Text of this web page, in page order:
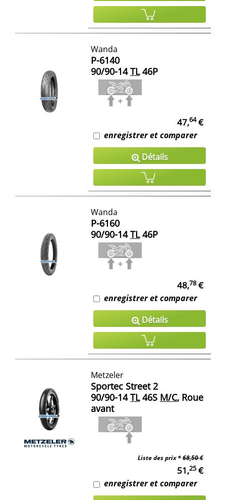
Wanda
P-6140
90/90-14 TL46P
47,64€
enregistrer et comparer
Détails
Wanda
P-6160
90/90-14 TL46P
48,78€
enregistrer et comparer
Détails
Metzeler
Sportec Street 2
90/90-14 TL46S M/C, Roue
avant
Liste des prix *68,50 €
51,25€
enregistrer et comparer